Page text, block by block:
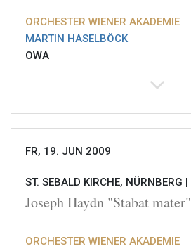
ORCHESTER WIENER AKADEMIE
MARTIN HASELBÖCK
OWA
FR, 19. JUN 2009
ST. SEBALD KIRCHE, NÜRNBERG |
Joseph Haydn "Stabat mater"
ORCHESTER WIENER AKADEMIE